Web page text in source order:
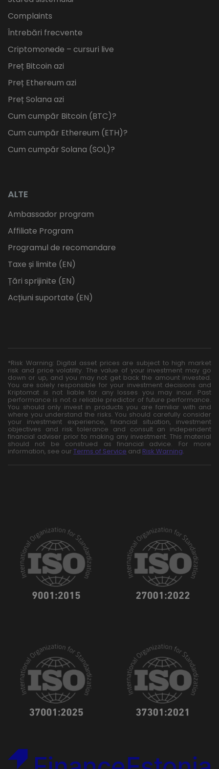
Complaints
Întrebări frecvente
Criptomonede – cursuri live
Preț Bitcoin azi
Preț Ethereum azi
Preț Solana azi
Cum cumpăr Bitcoin (BTC)?
Cum cumpăr Ethereum (ETH)?
Cum cumpăr Solana (SOL)?
ALTE
Ambassador program
Affiliate Program
Programul de recomandare
Taxe și limite (EN)
Țări sprijinite (EN)
Acțiuni suportate (EN)
*Risk Warning: Digital asset prices are subject to high market
risk and price volatility. The value of your investment may go
down or up, and you may not get back the amount invested.
You are solely responsible for your investment decisions and
Kriptomat is not liable for any losses you may incur. Past
performance is not a reliable predictor of future performance.
You should only invest in products you are familiar with and
where you understand the risks. You should carefully consider
your investment experience, financial situation, investment
objectives and risk tolerance and consult an independent
financial adviser prior to making any investment. This material
should not be construed as financial advice. For more
information, see our Terms of Service and Risk Warning.